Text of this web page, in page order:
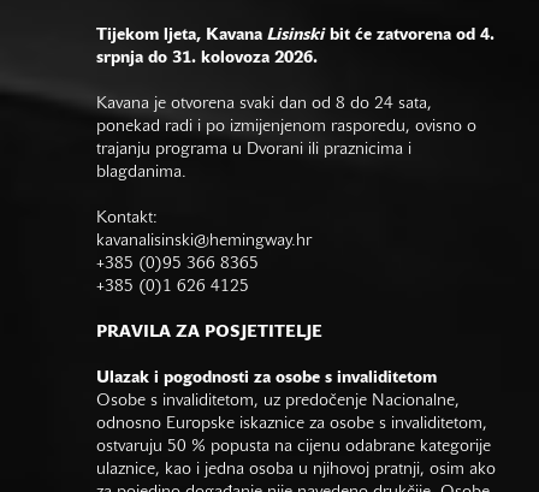
Tijekom ljeta, Kavana Lisinski bit će zatvorena od 4.
srpnja do 31. kolovoza 2026.
Kavana je otvorena svaki dan od 8 do 24 sata,
ponekad radi i po izmijenjenom rasporedu, ovisno o
trajanju programa u Dvorani ili praznicima i
blagdanima.
Kontakt:
kavanalisinski@hemingway.hr
+385 (0)95 366 8365
+385 (0)1 626 4125
PRAVILA ZA POSJETITELJE
Ulazak i pogodnosti za osobe s invaliditetom
Osobe s invaliditetom, uz predočenje Nacionalne,
odnosno Europske iskaznice za osobe s invaliditetom,
ostvaruju 50 % popusta na cijenu odabrane kategorije
ulaznice, kao i jedna osoba u njihovoj pratnji, osim ako